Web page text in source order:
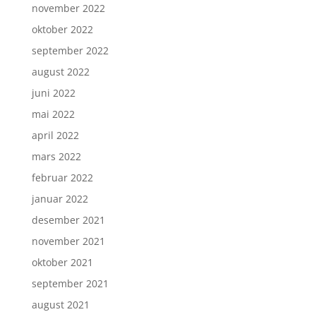
november 2022
oktober 2022
september 2022
august 2022
juni 2022
mai 2022
april 2022
mars 2022
februar 2022
januar 2022
desember 2021
november 2021
oktober 2021
september 2021
august 2021